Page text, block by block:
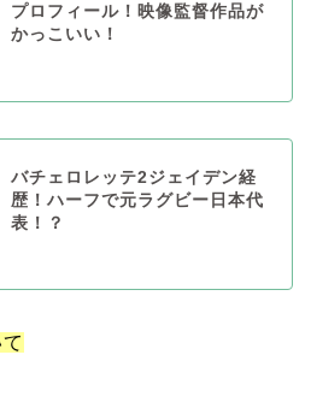
プロフィール！映像監督作品が
かっこいい！
バチェロレッテ2ジェイデン経
歴！ハーフで元ラグビー日本代
表！？